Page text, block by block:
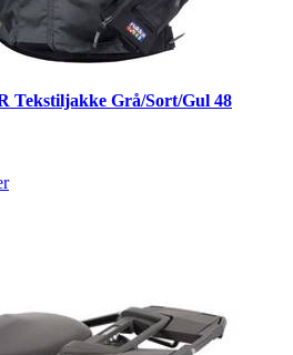
Tekstiljakke Grå/Sort/Gul 48